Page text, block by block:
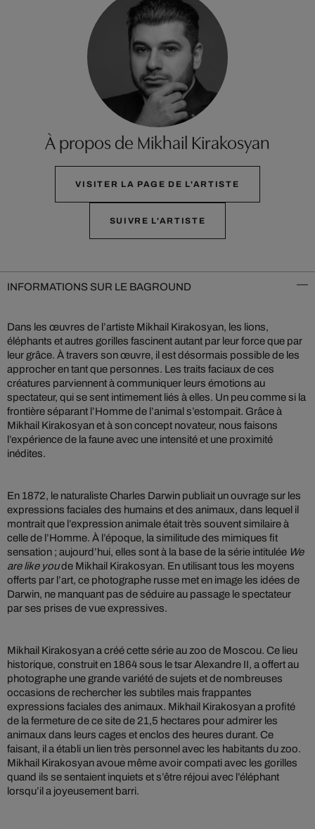
À propos de Mikhail Kirakosyan
VISITER LA PAGE DE L'ARTISTE
SUIVRE L'ARTISTE
INFORMATIONS SUR LE BAGROUND
Dans les œuvres de l’artiste Mikhail Kirakosyan, les lions,
éléphants et autres gorilles fascinent autant par leur force que par
leur grâce. À travers son œuvre, il est désormais possible de les
approcher en tant que personnes. Les traits faciaux de ces
créatures parviennent à communiquer leurs émotions au
spectateur, qui se sent intimement liés à elles. Un peu comme si la
frontière séparant l’Homme de l’animal s’estompait. Grâce à
Mikhail Kirakosyan et à son concept novateur, nous faisons
l’expérience de la faune avec une intensité et une proximité
inédites.
En 1872, le naturaliste Charles Darwin publiait un ouvrage sur les
expressions faciales des humains et des animaux, dans lequel il
montrait que l’expression animale était très souvent similaire à
celle de l’Homme. À l’époque, la similitude des mimiques fit
sensation ; aujourd’hui, elles sont à la base de la série intitulée We
are like youde Mikhail Kirakosyan. En utilisant tous les moyens
offerts par l’art, ce photographe russe met en image les idées de
Darwin, ne manquant pas de séduire au passage le spectateur
par ses prises de vue expressives.
Mikhail Kirakosyan a créé cette série au zoo de Moscou. Ce lieu
historique, construit en 1864 sous le tsar Alexandre II, a offert au
photographe une grande variété de sujets et de nombreuses
occasions de rechercher les subtiles mais frappantes
expressions faciales des animaux. Mikhail Kirakosyan a profité
de la fermeture de ce site de 21,5 hectares pour admirer les
animaux dans leurs cages et enclos des heures durant. Ce
faisant, il a établi un lien très personnel avec les habitants du zoo.
Mikhail Kirakosyan avoue même avoir compati avec les gorilles
quand ils se sentaient inquiets et s’être réjoui avec l’éléphant
lorsqu’il a joyeusement barri.